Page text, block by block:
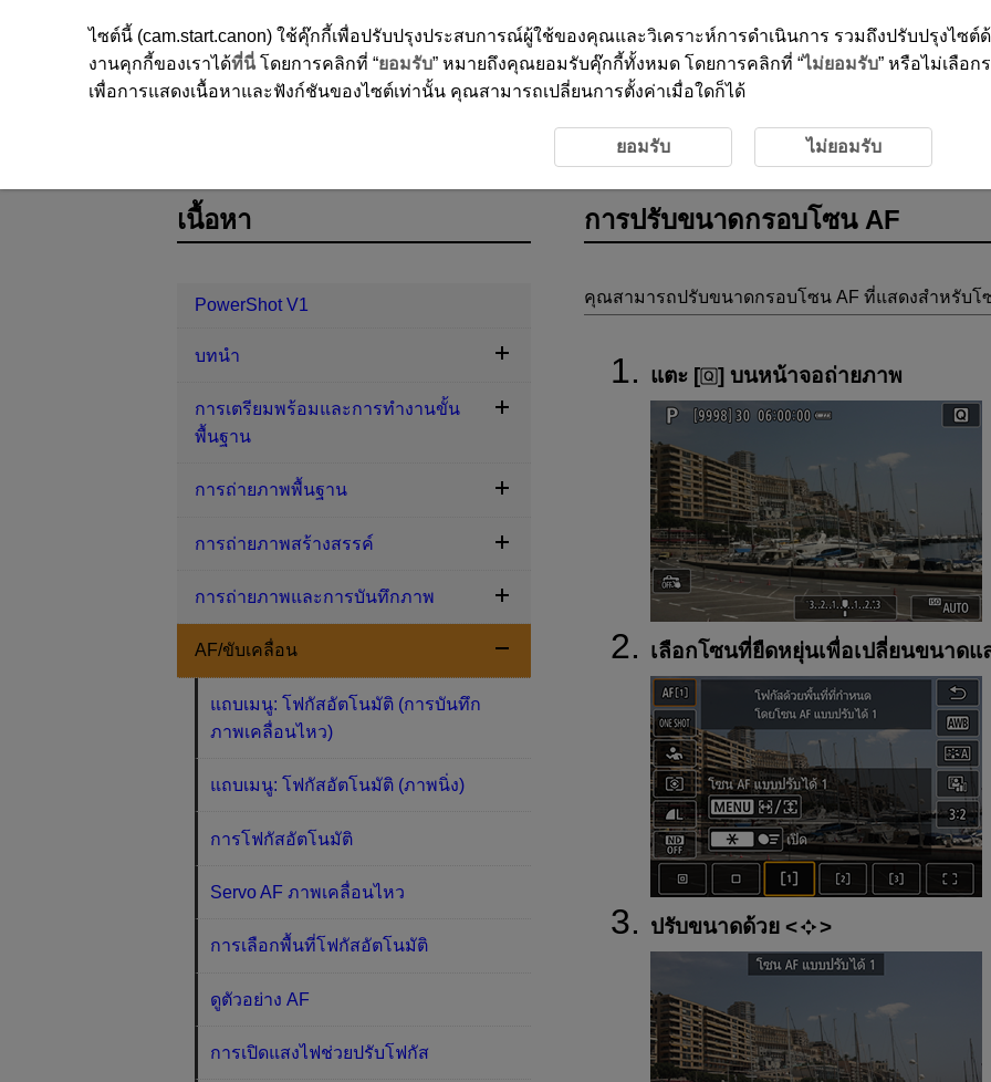
การปรับขนาดกรอบโซน AF
คุณสามารถปรับขนาดกรอบโซน AF ที่แสดงสำหรับโ
แตะ [ ] บนหน้าจอถ่ายภาพ
เลือกโซนที่ยืดหยุ่นเพื่อเปลี่ยนขนาดแ
ปรับขนาดด้วย
เนื้อหา
PowerShot V1
บทนำ
การเตรียมพร้อมและการทำงานขั้น
พื้นฐาน
การถ่ายภาพพื้นฐาน
การถ่ายภาพสร้างสรรค์
การถ่ายภาพและการบันทึกภาพ
AF/ขับเคลื่อน
แถบเมนู: โฟกัสอัตโนมัติ (การบันทึก
ภาพเคลื่อนไหว)
แถบเมนู: โฟกัสอัตโนมัติ (ภาพนิ่ง)
การโฟกัสอัตโนมัติ
Servo AF ภาพเคลื่อนไหว
การเลือกพื้นที่โฟกัสอัตโนมัติ
ดูตัวอย่าง AF
การเปิดแสงไฟช่วยปรับโฟกัส
ไซต์นี้ (cam.start.canon) ใช้คุ๊กกี้เพื่อปรับปรุงประสบการณ์ผู้ใช้ของคุณและวิเคราะห์การดำเนินการ รวมถึงปรับปรุงไซ
งานคุกกี้ของเราได้ที่นี่โดยการคลิกที่ “ยอมรับ” หมายถึงคุณยอมรับคุ๊กกี้ทั้งหมด โดยการคลิกที่ “ไม่ยอมรับ” หรือไม่เลือก
เพื่อการแสดงเนื้อหาและฟังก์ชันของไซต์เท่านั้น คุณสามารถเปลี่ยนการตั้งค่าเมื่อใดก็ได้
ยอมรับ ไม่ยอมรับ